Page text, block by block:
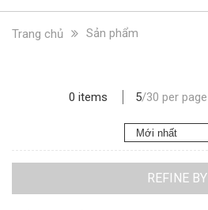
Trang chủ Sản phẩm
REFINE BY
0 items 5/30 per page